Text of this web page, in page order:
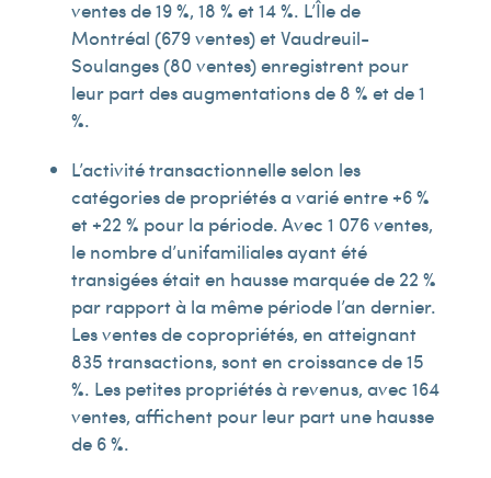
ventes de 19 %, 18 % et 14 %. L’Île de
Montréal (679 ventes) et Vaudreuil-
Soulanges (80 ventes) enregistrent pour
leur part des augmentations de 8 % et de 1
%.
L’activité transactionnelle selon les
catégories de propriétés a varié entre +6 %
et +22 % pour la période. Avec 1 076 ventes,
le nombre d’unifamiliales ayant été
transigées était en hausse marquée de 22 %
par rapport à la même période l’an dernier.
Les ventes de copropriétés, en atteignant
835 transactions, sont en croissance de 15
%. Les petites propriétés à revenus, avec 164
ventes, affichent pour leur part une hausse
de 6 %.